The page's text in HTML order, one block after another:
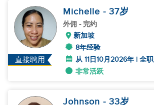
直接聘用
Michelle - 37岁
外佣 - 完约
新加坡
8年经验
从 11日10月2026年 | 全职
非常活跃
Johnson - 33岁